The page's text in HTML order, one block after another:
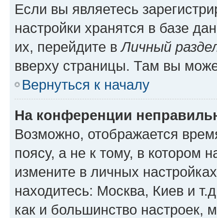
Если вы являетесь
настройки хранятся в базе
их, перейдите вЛичный
вверху страницы. Там вы
Вернуться к началу
На конференции
Возможно, отображается
поясу, а не к тому, в котором
измените в личных
находитесь: Москва, Киев и
как и большинство настроек,